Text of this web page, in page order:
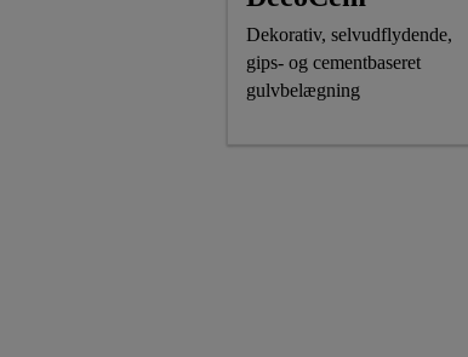
Dekorativ, selvudflydende,
gips- og cementbaseret
gulvbelægning